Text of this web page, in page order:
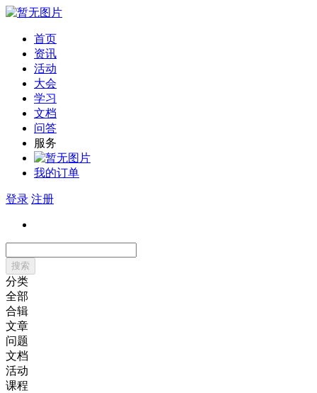
首页
资讯
活动
大会
学习
文档
问答
服务
我的订单
登录 注册
搜索
分类
全部
合辑
文章
问题
文档
活动
课程